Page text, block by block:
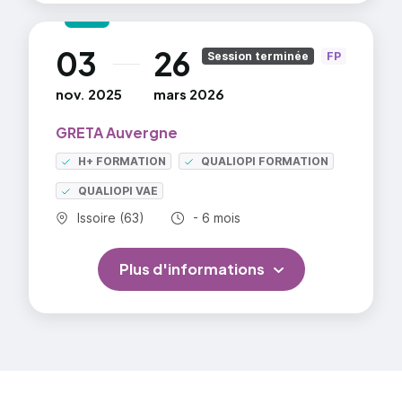
03
nov. 2025
au 26
mars 2026
GRETA Auvergne
H+ FORMATION QUALIOPI FORMATION
QUALIOPI VAE
Commune :
Issoire (63) Durée totale :
- 6 mois
Session terminée FP
Plus d'informations